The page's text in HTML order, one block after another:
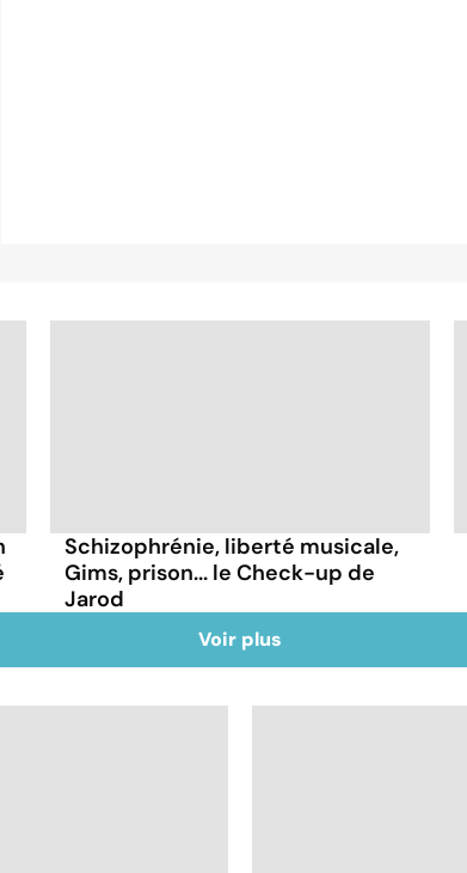
Schizophrénie, liberté musicale,
Gims, prison... le Check-up de
Jarod
Voir plus